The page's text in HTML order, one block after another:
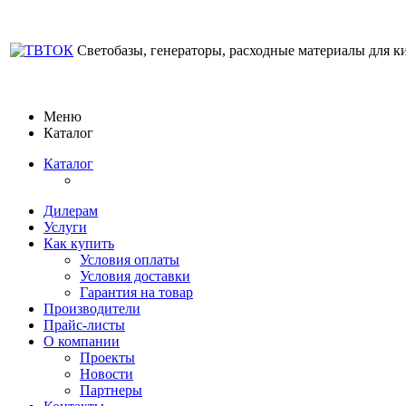
Светобазы, генераторы, расходные материалы для
Меню
Каталог
Каталог
Дилерам
Услуги
Как купить
Условия оплаты
Условия доставки
Гарантия на товар
Производители
Прайс-листы
О компании
Проекты
Новости
Партнеры